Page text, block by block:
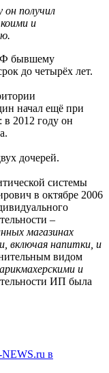
он получил
и
бывшему
до четырёх лет.
начал ещё при
: в 2012 году он
дочерей.
системы
в октябре 2006
–
магазинах
включая напитки, и
видом
и
ИП была
в